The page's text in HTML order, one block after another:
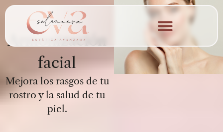
contenido
Armonización
facial
Mejora los rasgos de tu
rostro y la salud de tu
piel.